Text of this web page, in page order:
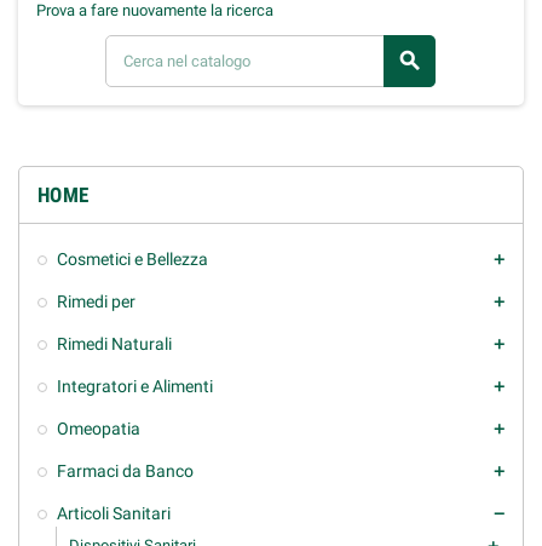
HOME
Cosmetici e Bellezza add
Rimedi per add
Rimedi Naturali add
Integratori e Alimenti add
Omeopatia add
Farmaci da Banco add
Articoli Sanitari remove
Prova a fare nuovamente la ricerca
search